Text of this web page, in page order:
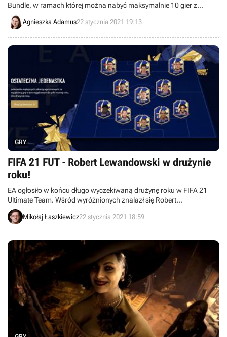
Bundle, w ramach której można nabyć maksymalnie 10 gier z
gatunku HOPA.
Agnieszka Adamus22 stycznia 2021 19:13
GRY
FIFA 21 FUT - Robert Lewandowski w drużynie
roku!
EA ogłosiło w końcu długo wyczekiwaną drużynę roku w FIFA 21
Ultimate Team. Wśród wyróżnionych znalazł się Robert
Lewandowski.
Mikołaj Łaszkiewicz22 stycznia 2021 18:59